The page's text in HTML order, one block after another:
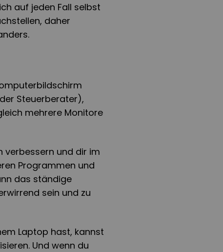
auf jeden Fall selbst
daher
Steuerberater),
mehrere Monitore
verbessern und dir im
Programmen und
das ständige
sein und zu
Laptop hast, kannst
Und wenn du